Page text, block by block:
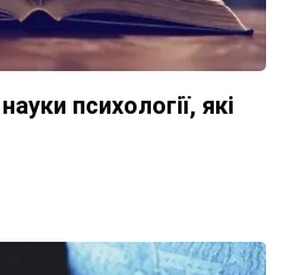
психології, які